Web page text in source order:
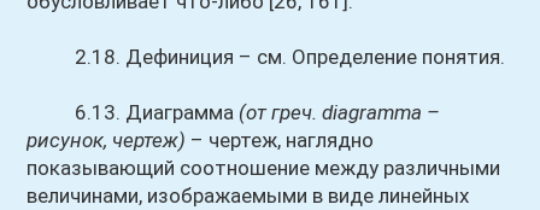
2.18. Дефиниция – cм. Определение понятия.
6.13. Диаграмма (от греч. diagramma –
рисунок, чертеж) – чертеж, наглядно
показывающий соотношение между различными
величинами, изображаемыми в виде линейных